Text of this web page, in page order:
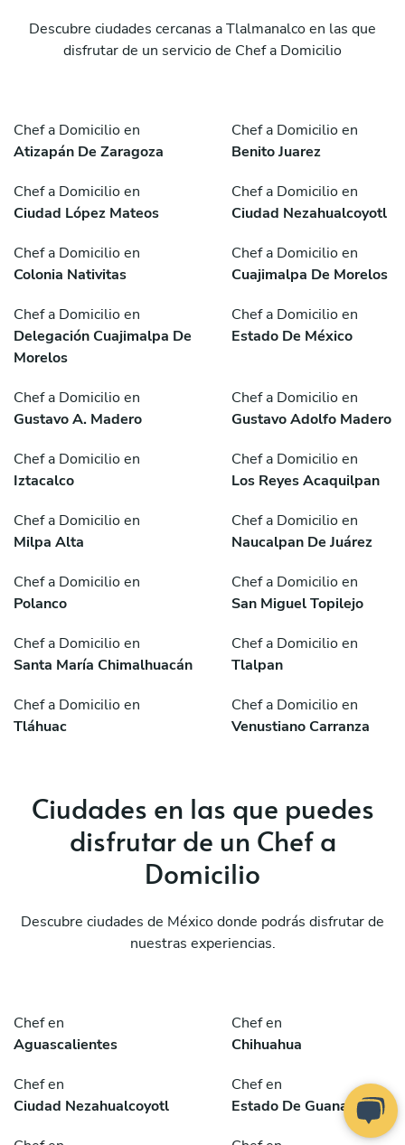
Descubre ciudades cercanas a Tlalmanalco en las que
disfrutar de un servicio de Chef a Domicilio
Chef a Domicilio en
Atizapán De Zaragoza
Chef a Domicilio en
Benito Juarez
Chef a Domicilio en
Ciudad López Mateos
Chef a Domicilio en
Ciudad Nezahualcoyotl
Chef a Domicilio en
Colonia Nativitas
Chef a Domicilio en
Cuajimalpa De Morelos
Chef a Domicilio en
Delegación Cuajimalpa De
Morelos
Chef a Domicilio en
Estado De México
Chef a Domicilio en
Gustavo A. Madero
Chef a Domicilio en
Gustavo Adolfo Madero
Chef a Domicilio en
Iztacalco
Chef a Domicilio en
Los Reyes Acaquilpan
Chef a Domicilio en
Milpa Alta
Chef a Domicilio en
Naucalpan De Juárez
Chef a Domicilio en
Polanco
Chef a Domicilio en
San Miguel Topilejo
Chef a Domicilio en
Santa María Chimalhuacán
Chef a Domicilio en
Tlalpan
Chef a Domicilio en
Tláhuac
Chef a Domicilio en
Venustiano Carranza
Ciudades en las que puedes
disfrutar de un Chef a
Domicilio
Descubre ciudades de México donde podrás disfrutar de
nuestras experiencias.
Chef en
Aguascalientes
Chef en
Chihuahua
Chef en
Ciudad Nezahualcoyotl
Chef en
Estado De Guanajuato